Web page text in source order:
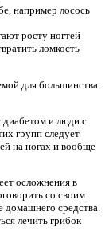
например лосось
росту ногтей
ломкость
для большинства
и люди с
групп следует
на ногах и вообще
осложнения в
со своим
домашнего средства.
лечить грибок